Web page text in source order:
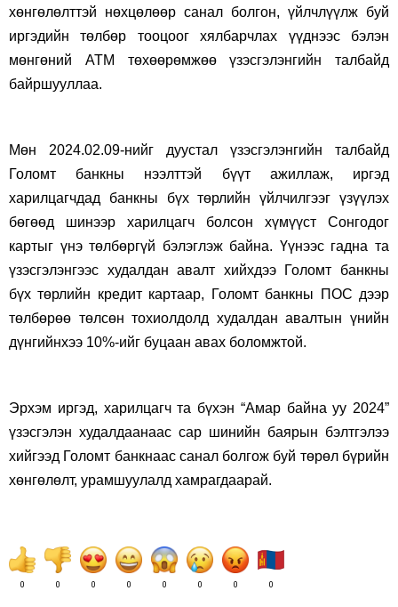
хөнгөлөлттэй нөхцөлөөр санал болгон, үйлчлүүлж буй
иргэдийн төлбөр тооцоог хялбарчлах үүднээс бэлэн
мөнгөний ATM төхөөрөмжөө үзэсгэлэнгийн талбайд
байршууллаа.
Мөн 2024.02.09-нийг дуустал үзэсгэлэнгийн талбайд
Голомт банкны нээлттэй бүүт ажиллаж, иргэд
харилцагчдад банкны бүх төрлийн үйлчилгээг үзүүлэх
бөгөөд шинээр харилцагч болсон хүмүүст Сонгодог
картыг үнэ төлбөргүй бэлэглэж байна. Үүнээс гадна та
үзэсгэлэнгээс худалдан авалт хийхдээ Голомт банкны
бүх төрлийн кредит картаар, Голомт банкны ПОС дээр
төлбөрөө төлсөн тохиолдолд худалдан авалтын үнийн
дүнгийнхээ 10%-ийг буцаан авах боломжтой.
Эрхэм иргэд, харилцагч та бүхэн “Амар байна уу 2024”
үзэсгэлэн худалдаанаас сар шинийн баярын бэлтгэлээ
хийгээд Голомт банкнаас санал болгож буй төрөл бүрийн
хөнгөлөлт, урамшуулалд хамрагдаарай.
0 0 0 0 0 0 0 0